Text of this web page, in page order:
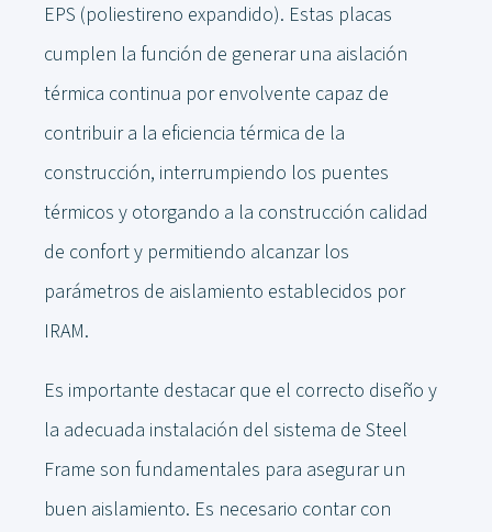
EPS (poliestireno expandido). Estas placas
cumplen la función de generar una aislación
térmica continua por envolvente capaz de
contribuir a la eficiencia térmica de la
construcción, interrumpiendo los puentes
térmicos y otorgando a la construcción calidad
de confort y permitiendo alcanzar los
parámetros de aislamiento establecidos por
IRAM.
Es importante destacar que el correcto diseño y
la adecuada instalación del sistema de Steel
Frame son fundamentales para asegurar un
buen aislamiento. Es necesario contar con